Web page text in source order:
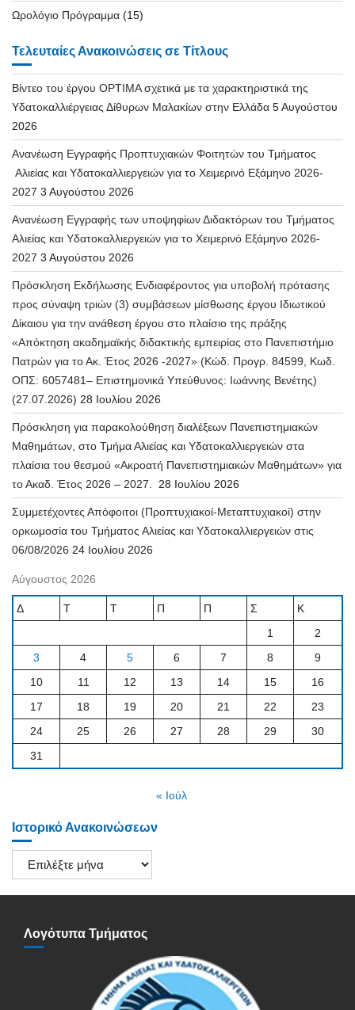
Ωρολόγιο Πρόγραμμα (15)
Τελευταίες Ανακοινώσεις σε Τίτλους
Βίντεο του έργου OPTIMA σχετικά με τα χαρακτηριστικά της
Υδατοκαλλιέργειας Δίθυρων Μαλακίων στην Ελλάδα 5 Αυγούστου
2026
Ανανέωση Εγγραφής Προπτυχιακών Φοιτητών του Τμήματος
Αλιείας και Υδατοκαλλιεργειών για το Χειμερινό Εξάμηνο 2026-
2027 3 Αυγούστου 2026
Ανανέωση Εγγραφής των υποψηφίων Διδακτόρων του Τμήματος
Αλιείας και Υδατοκαλλιεργειών για το Χειμερινό Εξάμηνο 2026-
2027 3 Αυγούστου 2026
Πρόσκληση Εκδήλωσης Ενδιαφέροντος για υποβολή πρότασης
προς σύναψη τριών (3) συμβάσεων μίσθωσης έργου Ιδιωτικού
Δίκαιου για την ανάθεση έργου στο πλαίσιο της πράξης
«Απόκτηση ακαδημαϊκής διδακτικής εμπειρίας στο Πανεπιστήμιο
Πατρών για το Ακ. Έτος 2026 -2027» (Κώδ. Προγρ. 84599, Κωδ.
ΟΠΣ: 6057481– Επιστημονικά Υπεύθυνος: Ιωάννης Βενέτης)
(27.07.2026) 28 Ιουλίου 2026
Πρόσκληση για παρακολούθηση διαλέξεων Πανεπιστημιακών
Μαθημάτων, στο Τμήμα Αλιείας και Υδατοκαλλιεργειών στα
πλαίσια του θεσμού «Ακροατή Πανεπιστημιακών Μαθημάτων» για
το Ακαδ. Έτος 2026 – 2027.
28 Ιουλίου 2026
Συμμετέχοντες Απόφοιτοι (Προπτυχιακοί-Μεταπτυχιακοί) στην
ορκωμοσία του Τμήματος Αλιείας και Υδατοκαλλιεργειών στις
06/08/2026 24 Ιουλίου 2026
Αύγουστος 2026
Δ Τ Τ Π Π Σ
Κ
1
2
3
4 5 6 7 8
9
10
11 12 13 14 15
16
17
18 19 20 21 22
23
24
25 26 27 28 29
30
31
« Ιούλ
Ιστορικό Ανακοινώσεων
Ιστορικό
Ανακοινώσεων
Λογότυπα Τμήματος